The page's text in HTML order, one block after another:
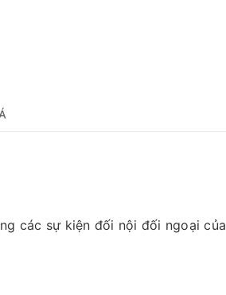
các sự kiện đối nội đối ngoại của